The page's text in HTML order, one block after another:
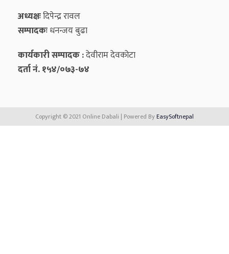
अध्यक्षःदिपेन्द्र रावल
सम्पादकःधनन्‍जय बुढा
कार्यकारी सम्पादक :देवीराम देवकोटा
दर्ता नं. १५४/०७३-७४
Copyright © 2021 Online Dabali | Powered ByEasySoftnepal